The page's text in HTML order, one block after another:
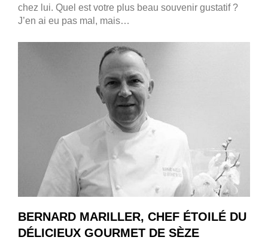
chez lui. Quel est votre plus beau souvenir gustatif ?
J’en ai eu pas mal, mais…
BERNARD MARILLER, CHEF ÉTOILÉ DU
DÉLICIEUX GOURMET DE SÈZE